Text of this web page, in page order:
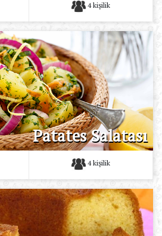
4 kişilik
Patates Salatası
4 kişilik